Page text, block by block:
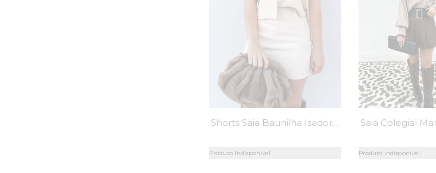
Shorts Saia Baunilha Isadora - MiniMoni
Produto Indisponível Produto Indisponível